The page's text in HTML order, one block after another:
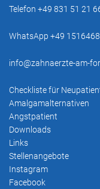
Telefon +49 831 51 21
WhatsApp +49
info@zahnaerzte-am-
Checkliste für
Amalgamalternativen
Angstpatient
Downloads
Links
Stellenangebote
Instagram
Facebook